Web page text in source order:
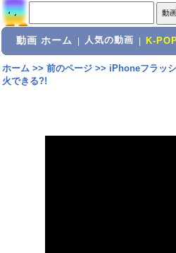
動画 ホーム 人気の動画 K-
ホーム>> 前のページ>> iPhoneフラッ
火できる?!